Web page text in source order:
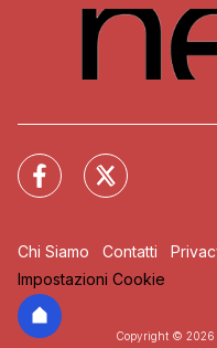
Chi Siamo Contatti
Impostazioni Cookie
Copyright © 2026